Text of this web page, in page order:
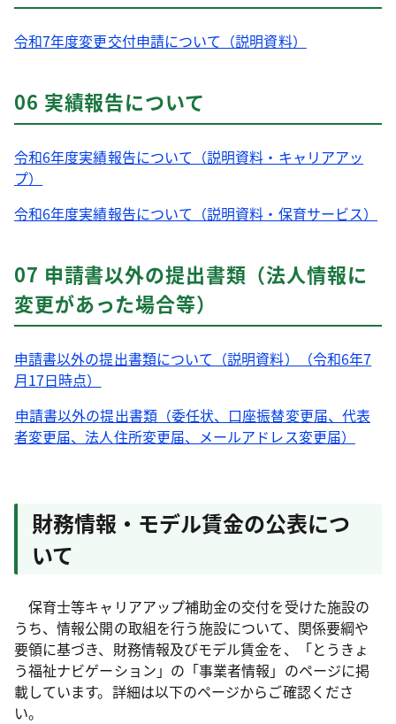
令和7年度変更交付申請について（説明資料）
06 実績報告について
令和6年度実績報告について（説明資料・キャリアアッ
プ）
令和6年度実績報告について（説明資料・保育サービス）
07 申請書以外の提出書類（法人情報に
変更があった場合等）
申請書以外の提出書類について（説明資料）（令和6年7
月17日時点）
申請書以外の提出書類（委任状、口座振替変更届、代表
者変更届、法人住所変更届、メールアドレス変更届）
財務情報・モデル賃金の公表につ
いて
保育士等キャリアアップ補助金の交付を受けた施設の
うち、情報公開の取組を行う施設について、関係要綱や
要領に基づき、財務情報及びモデル賃金を、「とうきょ
う福祉ナビゲーション」の「事業者情報」のページに掲
載しています。詳細は以下のページからご確認くださ
い。